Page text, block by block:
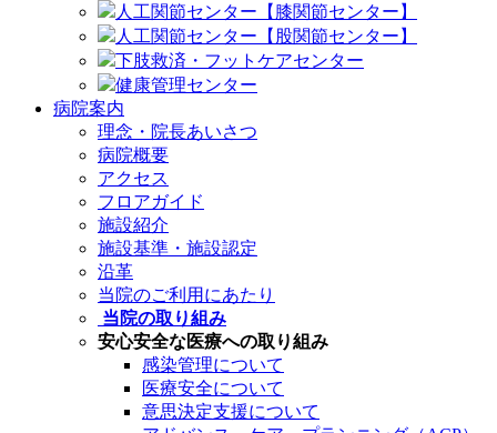
人工関節センター【膝関節センター】
人工関節センター【股関節センター】
下肢救済・フットケアセンター
健康管理センター
病院案内
理念・院長あいさつ
病院概要
アクセス
フロアガイド
施設紹介
施設基準・施設認定
沿革
当院のご利用にあたり
当院の取り組み
安心安全な医療への取り組み
感染管理について
医療安全について
意思決定支援について